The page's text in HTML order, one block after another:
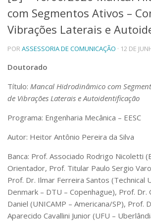
Telefones e Mapas
Pessoas
Ensino
Graduação
Educação a distância
Pesquisa e Inovação
Centros, Núcleos e Projetos em Rede
Iniciação Científica
Transferência de Tecnologia
Empresas Juniores
Extensão à Comunidade
Projetos, Programas e Cursos
Artes, Cultura e Esportes
Museus e Espaços Interativos
com Segmentos Ativos –
Vibrações Laterais e
PORASSESSORIA DE COMUNICAÇÃO · 12 DE
Doutorado
Título: Mancal Hidrodinâmico com
de Vibrações Laterais e Autoidentificação
Programa: Engenharia Mecânica – EESC
Autor: Heitor Antônio Pereira da Silva
Banca: Prof. Associado Rodrigo Nicoletti
Orientador, Prof. Titular Paulo Sergio
Prof. Dr. Ilmar Ferreira Santos (Technical
Denmark – DTU – Copenhague), Prof.
Daniel (UNICAMP – Americana/SP), Prof.
Aparecido Cavallini Junior (UFU –